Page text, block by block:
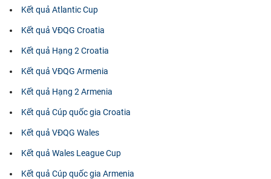
Kết quả Atlantic Cup
Kết quả VĐQG Croatia
Kết quả Hạng 2 Croatia
Kết quả VĐQG Armenia
Kết quả Hạng 2 Armenia
Kết quả Cúp quốc gia Croatia
Kết quả VĐQG Wales
Kết quả Wales League Cup
Kết quả Cúp quốc gia Armenia